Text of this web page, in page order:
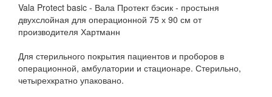
Vala Protect basic - Вала Протект бэсик - простыня
двухслойная для операционной 75 х 90 см от
производителя Хартманн
Для стерильного покрытия пациентов и проборов в
операционной, амбулатории и стационаре. Стерильно,
четырехкратно упаковано.